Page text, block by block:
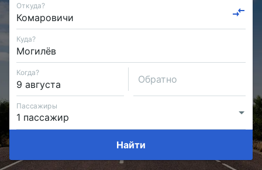
Откуда?
Куда?
Когда?
Обратно
Пассажиры
Найти